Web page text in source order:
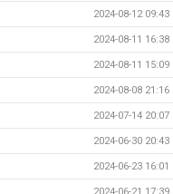
2024-08-12 09:43
2024-08-11 16:38
2024-08-11 15:09
2024-08-08 21:16
2024-07-14 20:07
2024-06-30 20:43
2024-06-23 16:01